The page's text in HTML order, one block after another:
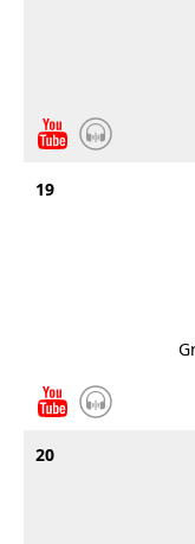
19
20